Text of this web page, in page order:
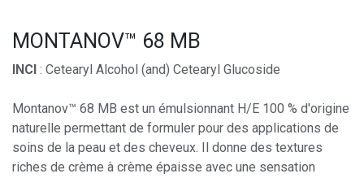
MONTANOV™ 68 MB
INCI : Cetearyl Alcohol (and) Cetearyl Glucoside
Montanov™ 68 MB est un émulsionnant H/E 100 % d'origine
naturelle permettant de formuler pour des applications de
soins de la peau et des cheveux. Il donne des textures
riches de crème à crème épaisse avec une sensation